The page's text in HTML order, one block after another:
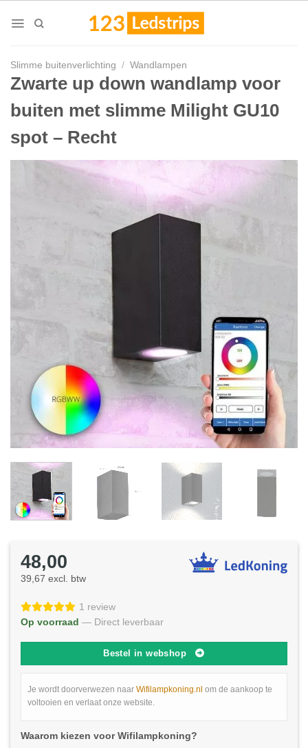
Slimme buitenverlichting / Wandlampen
Zwarte up down wandlamp voor
buiten met slimme Milight GU10
spot – Recht
48,00
39,67 excl. btw
1 review
Op voorraad — Direct leverbaar
Bestel in webshop
Je wordt doorverwezen naar Wifilampkoning.nl om de aankoop te
voltooien en verlaat onze website.
Waarom kiezen voor Wifilampkoning?